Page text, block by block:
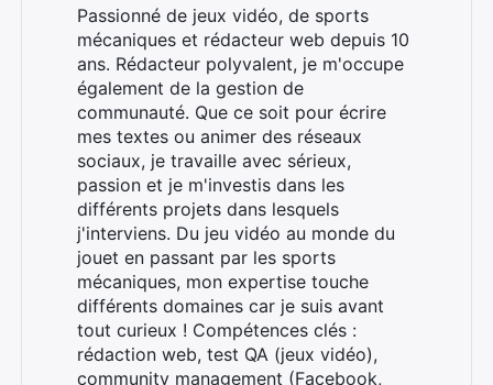
Passionné de jeux vidéo, de sports
mécaniques et rédacteur web depuis 10
ans. Rédacteur polyvalent, je m'occupe
également de la gestion de
communauté. Que ce soit pour écrire
mes textes ou animer des réseaux
sociaux, je travaille avec sérieux,
passion et je m'investis dans les
différents projets dans lesquels
j'interviens. Du jeu vidéo au monde du
jouet en passant par les sports
mécaniques, mon expertise touche
différents domaines car je suis avant
tout curieux ! Compétences clés :
rédaction web, test QA (jeux vidéo),
community management (Facebook,